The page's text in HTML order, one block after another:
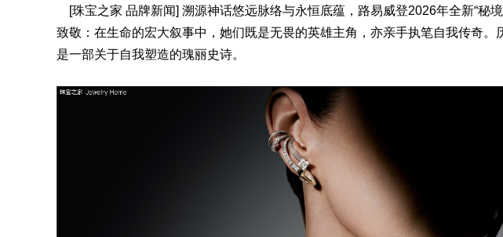
[珠宝之家 品牌新闻] 溯源神话悠远脉络与永恒底蕴， 路易威登2026年全新“秘
致敬：在生命的宏大叙事中，她们既是无畏的英雄主角，亦亲手执笔自我传奇
是一部关于自我塑造的瑰丽史诗。